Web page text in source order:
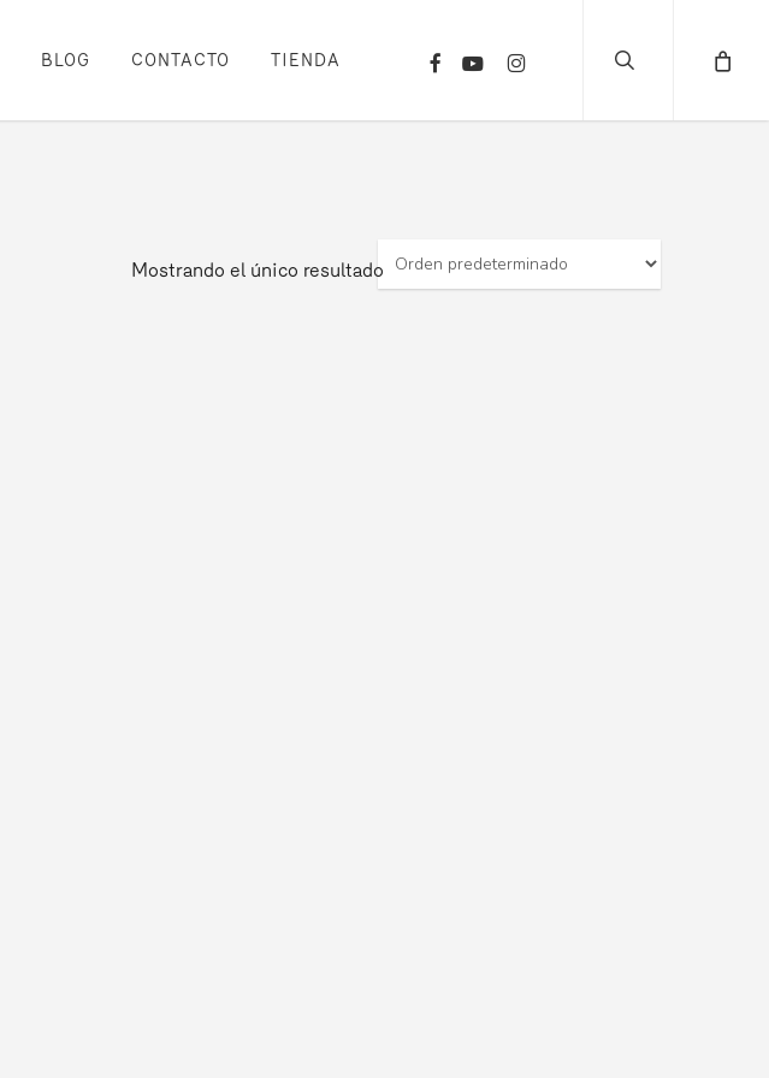
BLOG CONTACTO TIENDA FACEBOOK
YOUTUBEINSTAGRAM
Mostrando el único resultado